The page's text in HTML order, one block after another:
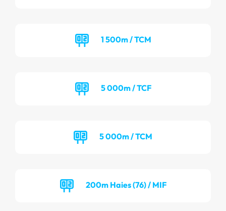
1 500m / TCM
5 000m / TCF
5 000m / TCM
200m Haies (76) / MIF